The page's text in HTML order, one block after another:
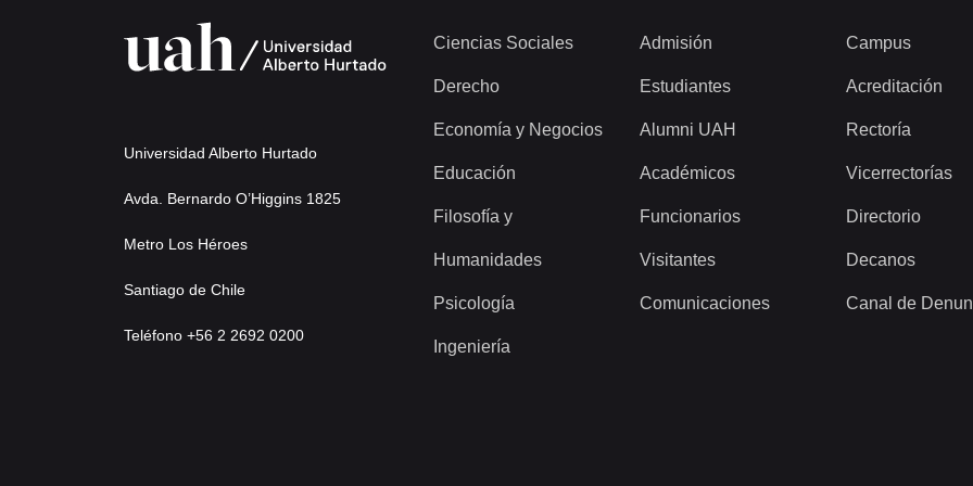
Universidad Alberto Hurtado
Avda. Bernardo O’Higgins 1825
Metro Los Héroes
Santiago de Chile
Teléfono +56 2 2692 0200
Ciencias Sociales
Derecho
Economía y Negocios
Educación
Filosofía y
Humanidades
Psicología
Ingeniería
Admisión
Estudiantes
Alumni UAH
Académicos
Funcionarios
Visitantes
Comunicaciones
Campus
Acreditación
Rectoría
Vicerrectorías
Directorio
Decanos
Canal de